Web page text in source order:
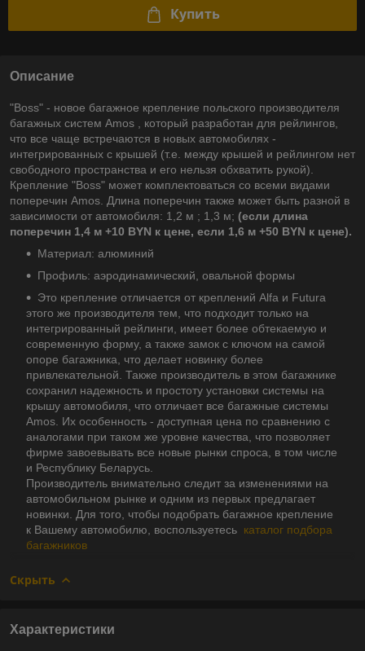
Купить
Описание
"Boss" - новое багажное крепление польского производителя
багажных систем Amos , который разработан для рейлингов,
что все чаще встречаются в новых автомобилях -
интегрированных с крышей (т.е. между крышей и рейлингом нет
свободного пространства и его нельзя обхватить рукой).
Крепление "Boss" может комплектоваться со всеми видами
поперечин Amos. Длина поперечин также может быть разной в
зависимости от автомобиля: 1,2 м ; 1,3 м; (если длина
поперечин 1,4 м +10 BYN к цене, если 1,6 м +50 BYN к цене).
Материал: алюминий
Профиль: аэродинамический, овальной формы
Это крепление отличается от креплений Alfa и Futura
этого же производителя тем, что подходит только на
интегрированный рейлинги, имеет более обтекаемую и
современную форму, а также замок с ключом на самой
опоре багажника, что делает новинку более
привлекательной. Также производитель в этом багажнике
сохранил надежность и простоту установки системы на
крышу автомобиля, что отличает все багажные системы
Amos. Их особенность - доступная цена по сравнению с
аналогами при таком же уровне качества, что позволяет
фирме завоевывать все новые рынки спроса, в том числе
и Республику Беларусь.
Производитель внимательно следит за изменениями на
автомобильном рынке и одним из первых предлагает
новинки. Для того, чтобы подобрать багажное крепление
к Вашему автомобилю, воспользуетесь каталог подбора
багажников
Скрыть
Характеристики